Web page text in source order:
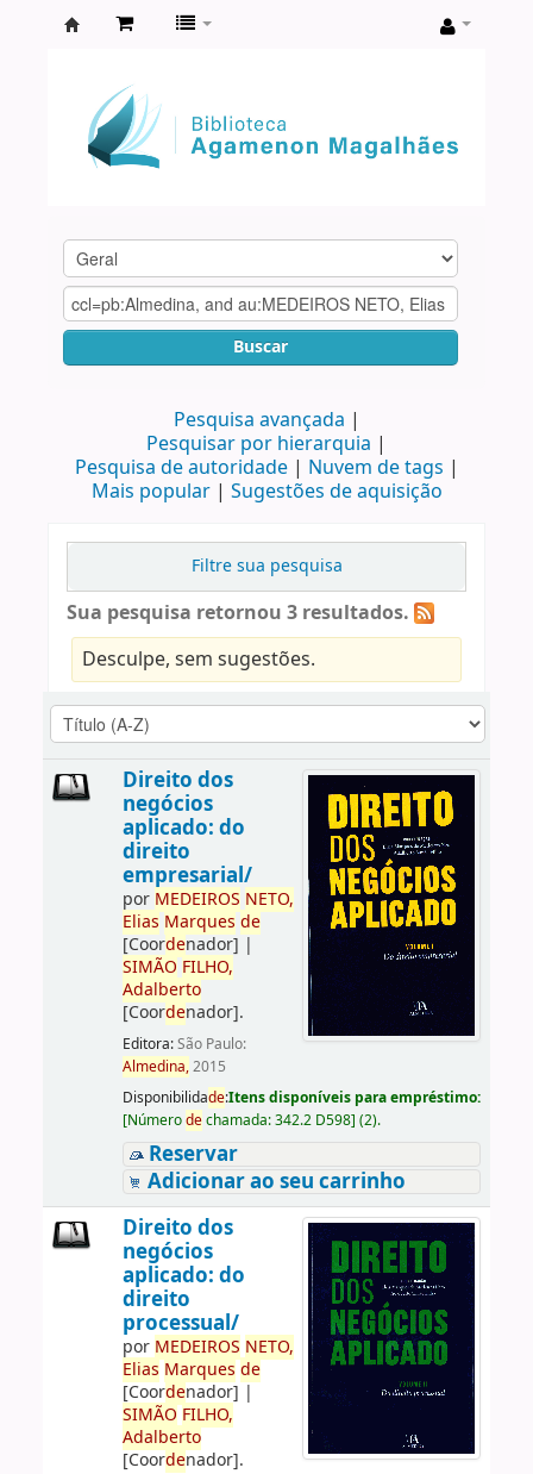
Agamenon
Magalhães
Buscar
Pesquisa avançada
Pesquisar por hierarquia
Pesquisa de autoridade
Nuvem de tags
Mais popular
Sugestões de aquisição
Filtre sua pesquisa
Sua pesquisa retornou 3 resultados.
Desculpe, sem sugestões.
Direito dos
negócios
aplicado: do
direito
empresarial/
por MEDEIROS NETO,
Elias Marques de
[Coordenador] |
SIMÃO FILHO,
Adalberto
[Coordenador].
Editora:São Paulo:
Almedina,2015
Disponibilidade:Itens disponíveis para empréstimo:
[Númerodechamada:342.2 D598] (2).
Reservar
Adicionar ao seu carrinho
Direito dos
negócios
aplicado: do
direito
processual/
por MEDEIROS NETO,
Elias Marques de
[Coordenador] |
SIMÃO FILHO,
Adalberto
[Coordenador].